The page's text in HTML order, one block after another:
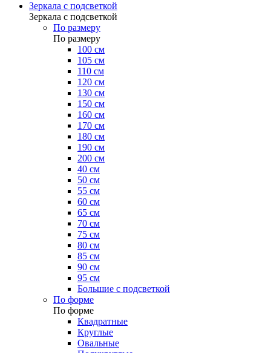
Зеркала с подсветкой
Зеркала с подсветкой
По размеру
По размеру
100 см
105 см
110 см
120 см
130 см
150 см
160 см
170 см
180 см
190 см
200 см
40 см
50 см
55 см
60 см
65 см
70 см
75 см
80 см
85 см
90 см
95 см
Большие с подсветкой
По форме
По форме
Квадратные
Круглые
Овальные